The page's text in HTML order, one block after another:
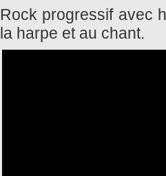
Rock progressif avec
la harpe et au chant.